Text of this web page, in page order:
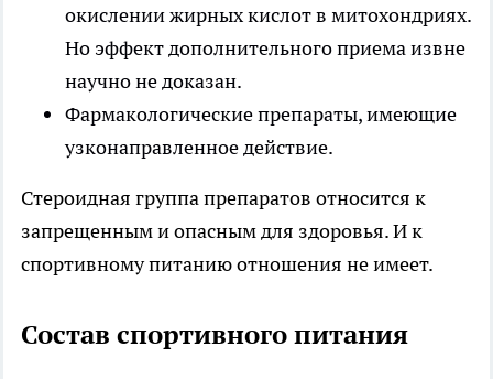
окислении жирных кислот в митохондриях.
Но эффект дополнительного приема извне
научно не доказан.
Фармакологические препараты, имеющие
узконаправленное действие.
Стероидная группа препаратов относится к
запрещенным и опасным для здоровья. И к
спортивному питанию отношения не имеет.
Состав спортивного питания